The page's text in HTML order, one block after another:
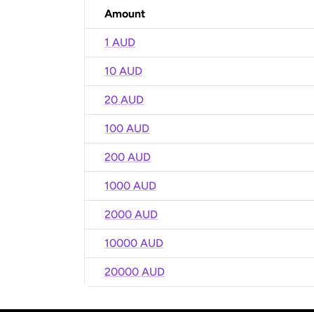
Amount
1 AUD
10 AUD
20 AUD
100 AUD
200 AUD
1000 AUD
2000 AUD
10000 AUD
20000 AUD